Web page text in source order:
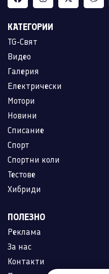
КАТЕГОРИИ
TG-Свят
Видео
Галерия
Електрически
Мотори
Новини
Списание
Спорт
Спортни коли
Тестове
Хибриди
ПОЛЕЗНО
Реклама
За нас
Контакти